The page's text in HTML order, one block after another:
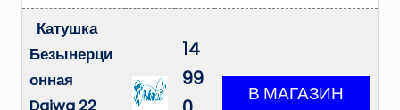
Катушка
Безынерци
онная
14
99